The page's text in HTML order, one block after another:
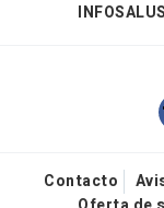
INFOSALUS
Contacto